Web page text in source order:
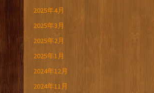
2025年4月
2025年3月
2025年2月
2025年1月
2024年12月
2024年11月